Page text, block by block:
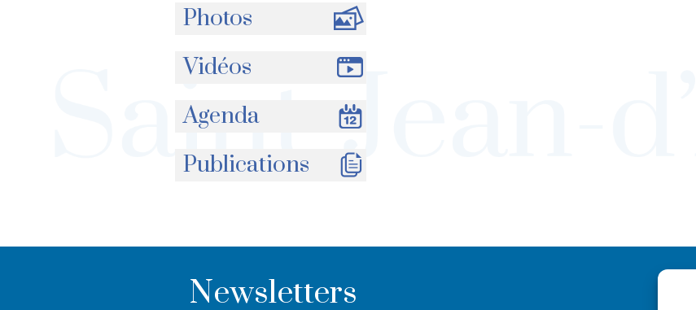
Photos
Vidéos
Agenda
Publications
Newsletters